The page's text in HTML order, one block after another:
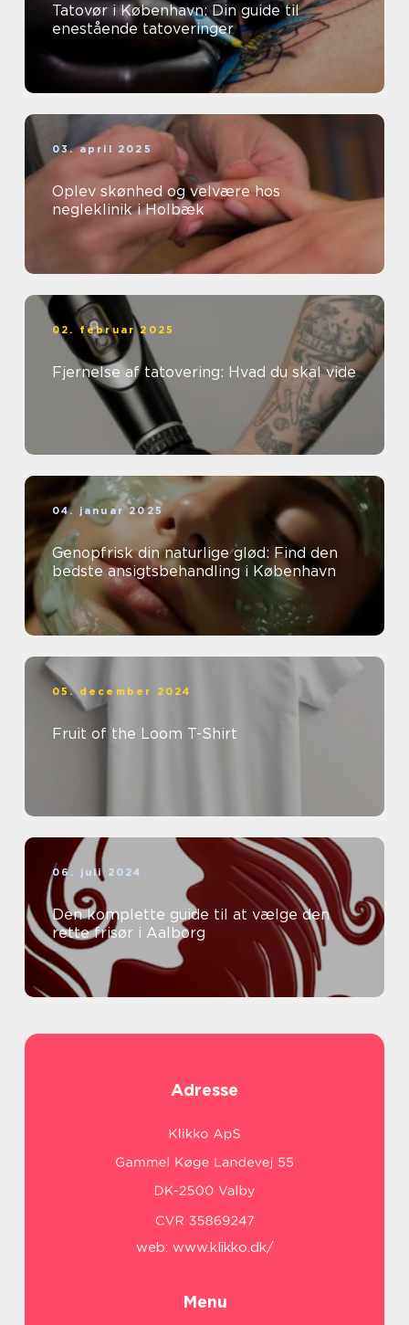
Tatovør i København: Din guide til
enestående tatoveringer
03. april 2025
Oplev skønhed og velvære hos
negleklinik i Holbæk
02. februar 2025
Fjernelse af tatovering: Hvad du skal vide
04. januar 2025
Genopfrisk din naturlige glød: Find den
bedste ansigtsbehandling i København
05. december 2024
Fruit of the Loom T-Shirt
06. juli 2024
Den komplette guide til at vælge den
rette frisør i Aalborg
Adresse
web: www.klikko.dk/
Menu